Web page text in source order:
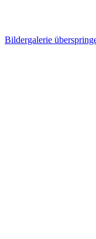
Bildergalerie